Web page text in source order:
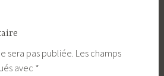
sera pas publiée. Les champs
avec *